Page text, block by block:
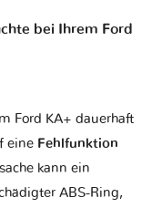
bei Ihrem Ford
Ford KA+ dauerhaft
eine Fehlfunktion
kann ein
ABS-Ring,